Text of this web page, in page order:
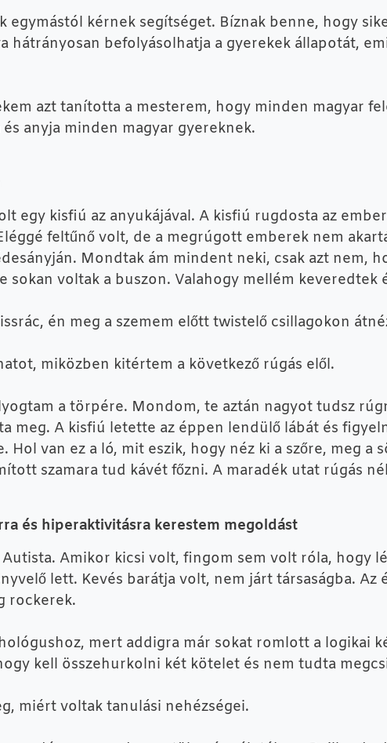
egymástól kérnek segítséget. Bíznak benne, hogy
hátrányosan befolyásolhatja a gyerekek állapotát,
azt tanította a mesterem, hogy minden magyar
anyja minden magyar gyereknek.
egy kisfiú az anyukájával. A kisfiú rugdosta az
feltűnő volt, de a megrúgott emberek nem
Mondtak ám mindent neki, csak azt nem,
sokan voltak a buszon. Valahogy mellém keveredtek
én meg a szemem előtt twistelő csillagokon
miközben kitértem a következő rúgás elől.
a törpére. Mondom, te aztán nagyot tudsz
meg. A kisfiú letette az éppen lendülő lábát és
van ez a ló, mit eszik, hogy néz ki a szőre, meg a
szamara tud kávét főzni. A maradék utat rúgás
és hiperaktivitásra kerestem megoldást
Amikor kicsi volt, fingom sem volt róla, hogy
lett. Kevés barátja volt, nem járt társaságba. Az
rockerek.
mert addigra már sokat romlott a logikai
kell összehurkolni két kötelet és nem tudta
miért voltak tanulási nehézségei.